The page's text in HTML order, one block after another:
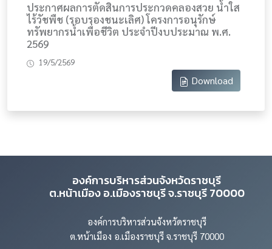
ประกาศผลการตัดสินการประกวดคลองสวย น้ำใส
ไร้วัชพืช (รอบรองชนะเลิศ) โครงการอนุรักษ์
ทรัพยากรน้ำเพื่อชีวิต ประจำปีงบประมาณ พ.ศ.
2569
19/5/2569
Download
องค์การบริหารส่วนจังหวัดราชบุรี
ต.หน้าเมือง อ.เมืองราชบุรี จ.ราชบุรี 70000
องค์การบริหารส่วนจังหวัดราชบุรี
ต.หน้าเมือง อ.เมืองราชบุรี จ.ราชบุรี 70000